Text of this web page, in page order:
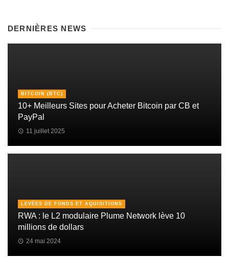
DERNIÈRES NEWS
BITCOIN (BTC)
10+ Meilleurs Sites pour Acheter Bitcoin par CB et
PayPal
11 juillet 2025
LEVÉES DE FONDS ET AQUISITIONS
RWA : le L2 modulaire Plume Network lève 10
millions de dollars
24 mai 2024